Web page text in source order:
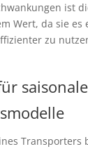
ist
Wert, da sie es
zu
saisonale
Transporters